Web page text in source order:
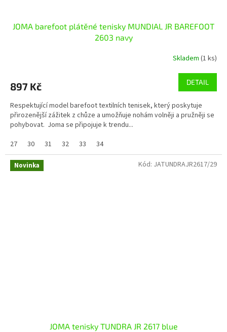
JOMA barefoot plátěné tenisky MUNDIAL JR BAREFOOT
2603 navy
Skladem (1 ks)
897 Kč DETAIL
Respektující model barefoot textilních tenisek, který poskytuje
přirozenější zážitek z chůze a umožňuje nohám volněji a pružněji se
pohybovat. Joma se připojuje k trendu...
27
30 31 32 33 34
Novinka
JOMA tenisky TUNDRA JR 2617 blue
Kód: JATUNDRAJR2617/29